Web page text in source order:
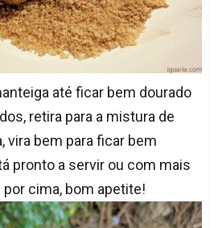
até ficar bem dourado
retira para a mistura de
vira bem para ficar bem
pronto a servir ou com mais
cima, bom apetite!